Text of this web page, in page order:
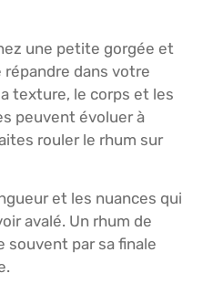
une petite gorgée et
répandre dans votre
texture, le corps et les
peuvent évoluer à
rouler le rhum sur
et les nuances qui
avalé. Un rhum de
souvent par sa finale